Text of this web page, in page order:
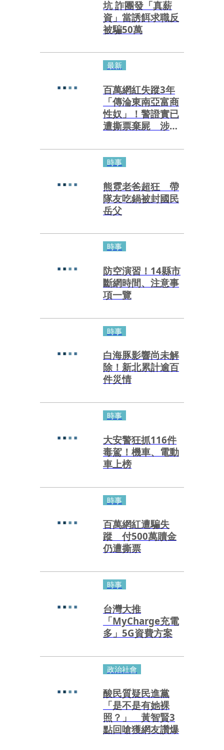
坑 詐團發「真薪
資」當誘餌求職反
被騙50萬
最新
百萬網紅失蹤3年
「傳淪東南亞富商
性奴」！警證實已
遭撕票棄屍 涉案
時事
熊霓老爸超狂 帶
隊友吃鍋被封國民
岳父
時事
防空演習！14縣市
斷網時間、注意事
項一覽
時事
白海豚影響尚未解
除！新北累計逾百
件災情
時事
大安警狂抓116件
毒駕！機車、電動
車上榜
時事
百萬網紅遭騙失
蹤 付500萬贖金
仍遭撕票
時事
台灣大推
「MyCharge充電
多」5G資費方案
政治社會
酸民質疑民進黨
「是不是有她裸
照？」 黃智賢3
點回嗆獲網友讚爆